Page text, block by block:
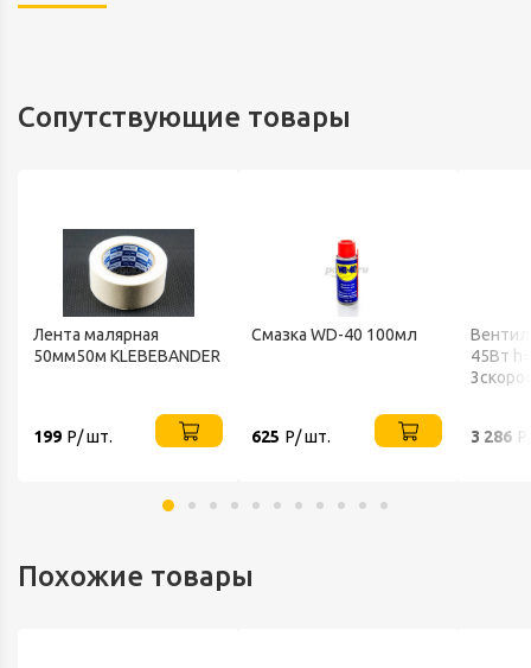
Сопутствующие товары
Лента малярная
50мм50м KLEBEBANDER
199 Р/ шт.
Смазка WD-40 100мл
625 Р/ шт.
45Вт
3 286
Похожие товары